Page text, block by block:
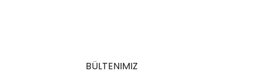
BÜLTENIMIZ